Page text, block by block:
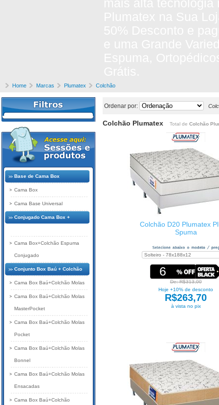
Home Marcas Plumatex Colchão
Ordenar por:
Colchão Plumatex Total de Colchão
Colchão D20 Plumatex
Spuma
6
De: R$313,00
Hoje +10% de desconto
R$263,70
à vista no pix
Base de Cama Box
Cama Box
Cama Base Universal
Conjugado Cama Box +
Cama Box+Colchão Espuma
Conjugado
Conjunto Box Baú + Colchão
Cama Box Baú+Colchão Molas
Cama Box Baú+Colchão Molas
MasterPocket
Cama Box Baú+Colchão Molas
Pocket
Cama Box Baú+Colchão Molas
Bonnel
Cama Box Baú+Colchão Molas
Ensacadas
Cama Box Baú+Colchão